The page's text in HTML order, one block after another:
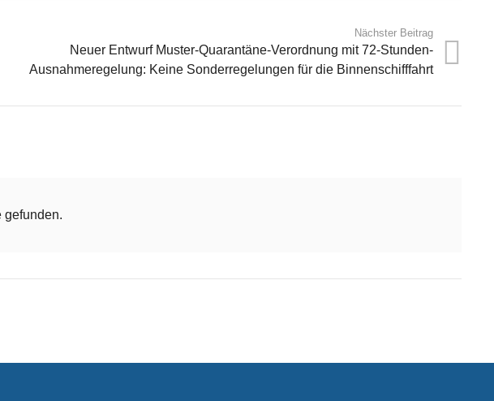
Nächster Beitrag
Neuer Entwurf Muster-Quarantäne-Verordnung mit 72-Stunden-
Ausnahmeregelung: Keine Sonderregelungen für die Binnenschifffahrt
gefunden.